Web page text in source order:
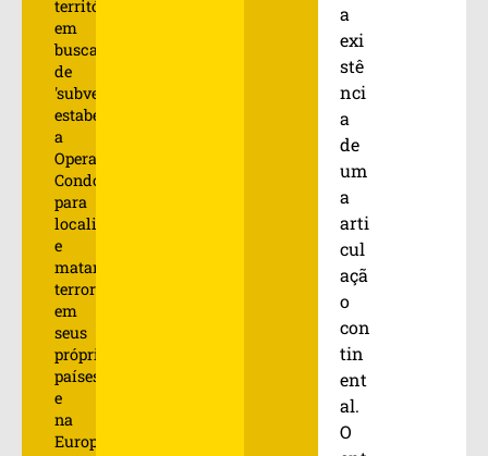
territórios
em
busca
de
'subversivos';
estabeleceram
a
Operação
Condor
para
localizar
e
matar
terroristas...
em
seus
próprios
países
e
na
Europa."
a
exi
stê
nci
a
de
um
a
arti
cul
açã
o
con
tin
ent
al.
O